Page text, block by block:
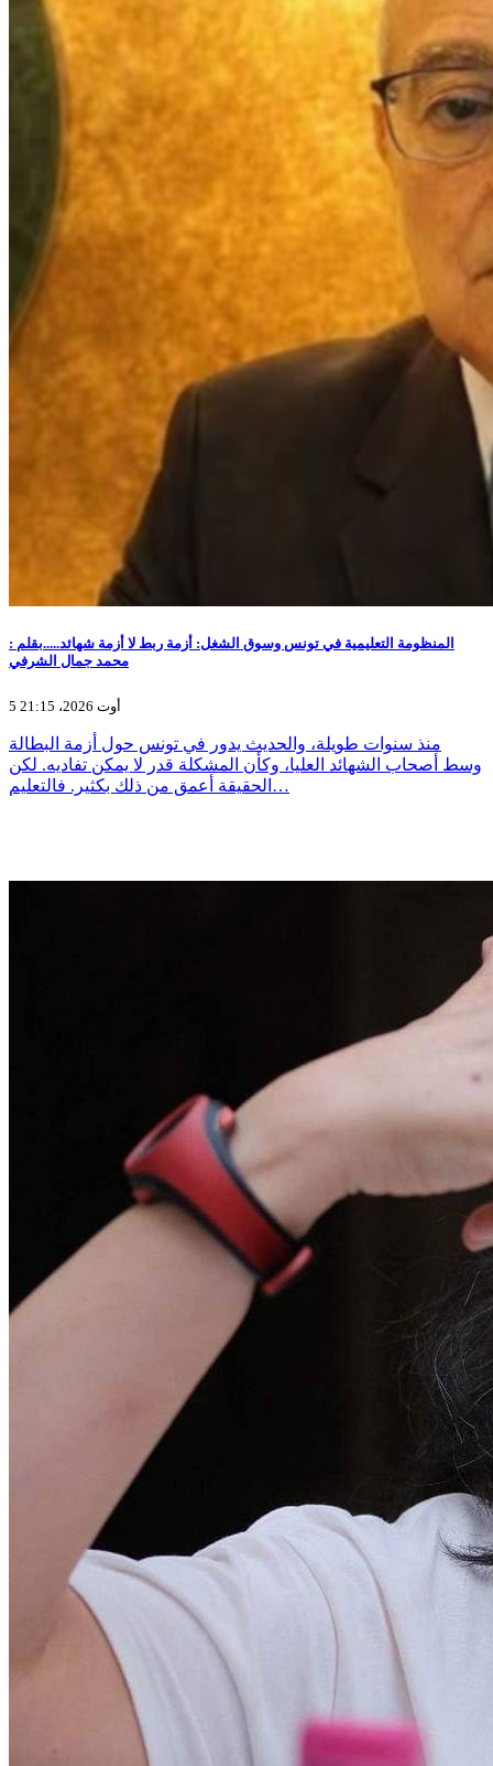
المنظومة التعليمية في تونس وسوق الشغل: أزمة ربط لا أزمة شهائد.....بقلم :
محمد جمال الشرفي
5 أوت 2026، 21:15
منذ سنوات طويلة، والحديث يدور في تونس حول أزمة البطالة
وسط أصحاب الشهائد العليا، وكأن المشكلة قدر لا يمكن تفاديه. لكن
الحقيقة أعمق من ذلك بكثير. فالتعليم…